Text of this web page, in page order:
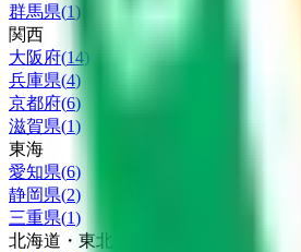
群馬県(1)
関西
大阪府(14)
兵庫県(4)
京都府(6)
滋賀県(1)
東海
愛知県(6)
静岡県(2)
三重県(1)
北海道・東北